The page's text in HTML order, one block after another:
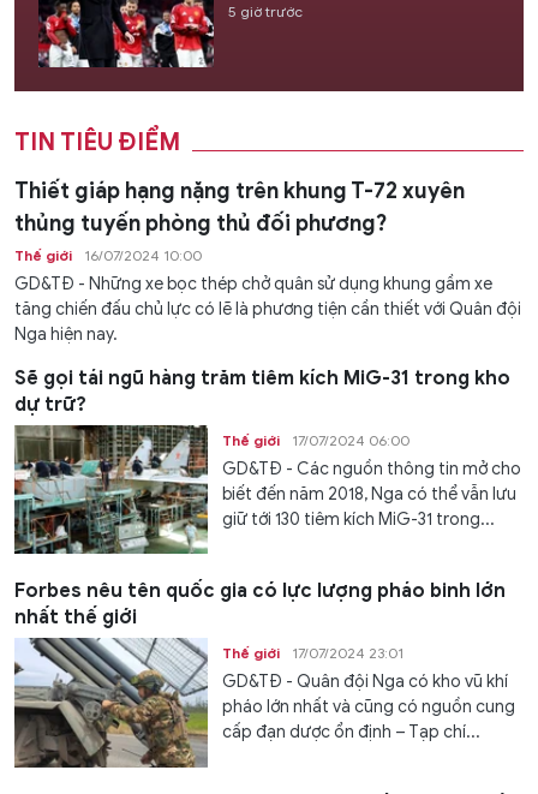
5 giờ trước
TIN TIÊU ĐIỂM
Thiết giáp hạng nặng trên khung T-72 xuyên
thủng tuyến phòng thủ đối phương?
Thế giới 16/07/2024 10:00
GD&TĐ - Những xe bọc thép chở quân sử dụng khung gầm xe
tăng chiến đấu chủ lực có lẽ là phương tiện cần thiết với Quân đội
Nga hiện nay.
Sẽ gọi tái ngũ hàng trăm tiêm kích MiG-31 trong kho
dự trữ?
Thế giới 17/07/2024 06:00
GD&TĐ - Các nguồn thông tin mở cho
biết đến năm 2018, Nga có thể vẫn lưu
giữ tới 130 tiêm kích MiG-31 trong...
Forbes nêu tên quốc gia có lực lượng pháo binh lớn
nhất thế giới
Thế giới 17/07/2024 23:01
GD&TĐ - Quân đội Nga có kho vũ khí
pháo lớn nhất và cũng có nguồn cung
cấp đạn dược ổn định – Tạp chí...